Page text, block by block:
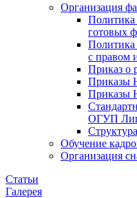
Организация
Политика
готовых
Политика
с правом
Приказ о
Приказы
Приказы
ОГУП
Обучение
Организация
Статьи
Галерея